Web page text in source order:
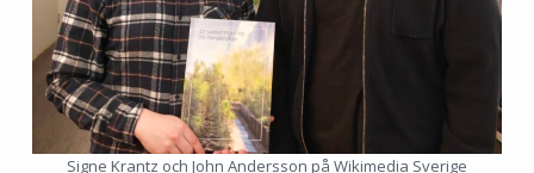
Signe Krantz och John Andersson på Wikimedia Sverige